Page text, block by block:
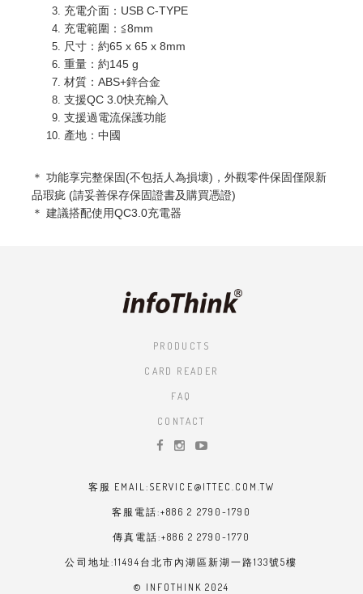
充電介面：USB C-TYPE
充電範圍：≦8mm
尺寸：約65 x 65 x 8mm
重量：約145 g
材質：ABS+鋅合金
支援QC 3.0快充輸入
支援過電流保護功能
產地：中國
＊ 功能享完整保固(不包括人為損壞)，外觀零件保固僅限新
品瑕疵 (請妥善保存保固證書及購買憑證)
＊ 建議搭配使用QC3.0充電器
PRODUCTS
CARD READER
FAQ
CONTACT
客服 EMAIL:SERVICE@ITTEC.COM.TW
客服電話:+886 2 2790-1790
傳真電話:+886 2 2790-1770
公司地址:11494台北市內湖區新湖一路133號5樓
© INFOTHINK 2024